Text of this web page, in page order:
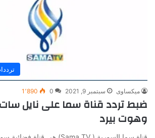
ميكساوى سبتمبر 9, 2021 0 1٬890
ضبط تردد قناة سما على نايل
وهوت بيرد